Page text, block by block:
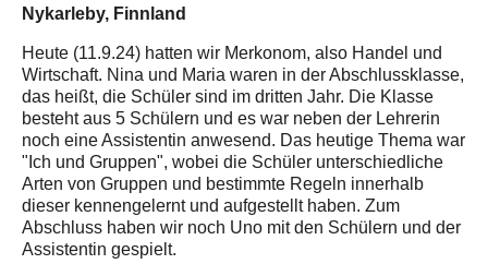
Nykarleby, Finnland
Heute (11.9.24) hatten wir Merkonom, also Handel und
Wirtschaft. Nina und Maria waren in der Abschlussklasse,
das heißt, die Schüler sind im dritten Jahr. Die Klasse
besteht aus 5 Schülern und es war neben der Lehrerin
noch eine Assistentin anwesend. Das heutige Thema war
"Ich und Gruppen", wobei die Schüler unterschiedliche
Arten von Gruppen und bestimmte Regeln innerhalb
dieser kennengelernt und aufgestellt haben. Zum
Abschluss haben wir noch Uno mit den Schülern und der
Assistentin gespielt.